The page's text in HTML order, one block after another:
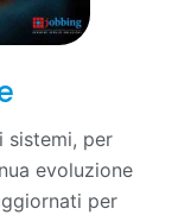
sistemi, per
evoluzione
per